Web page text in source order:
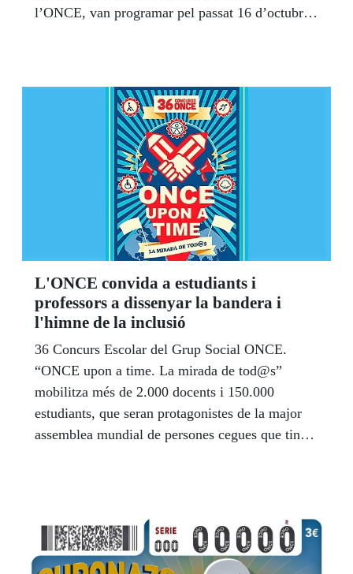
l’ONCE, van programar pel passat 16 d’octubre,
persones afiliades a l’ONCE de Reus i
Tarragona, amb els seus gossos pigall o bastons.
L'ONCE convida a estudiants i
professors a dissenyar la bandera i
l'himne de la inclusió
36 Concurs Escolar del Grup Social ONCE.
“ONCE upon a time. La mirada de tod@s”
mobilitza més de 2.000 docents i 150.000
estudiants, que seran protagonistes de la major
assemblea mundial de persones cegues que tindrà